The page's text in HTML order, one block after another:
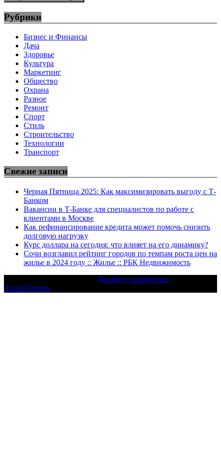
Рубрики
Бизнес и Финансы
Дача
Здоровье
Культура
Маркетинг
Общество
Охрана
Разное
Ремонт
Спорт
Стиль
Строительство
Технологии
Транспорт
Свежие записи
Черная Пятница 2025: Как максимизировать выгоду с Т-
Банком
Вакансии в Т-Банке для специалистов по работе с
клиентами в Москве
Как рефинансирование кредита может помочь снизить
долговую нагрузку
Курс доллара на сегодня: что влияет на его динамику?
Сочи возглавил рейтинг городов по темпам роста цен на
жилье в 2024 году :: Жилье :: РБК Недвижимость
Дизайн и разработка:
AmpleThemes